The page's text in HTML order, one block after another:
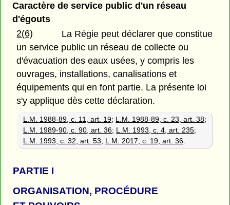
Caractère de service public d'un réseau
d'égouts
2(6)
La Régie peut déclarer que constitue
un service public un réseau de collecte ou
d'évacuation des eaux usées, y compris les
ouvrages, installations, canalisations et
équipements qui en font partie. La présente loi
s'y applique dès cette déclaration.
L.M. 1988-89, c. 11, art. 19; L.M. 1988-89, c. 23, art. 38;
L.M. 1989-90, c. 90, art. 36; L.M. 1993, c. 4, art. 235;
L.M. 1993, c. 32, art. 53; L.M. 2017, c. 19, art. 36
PARTIE I
ORGANISATION, PROCÉDURE